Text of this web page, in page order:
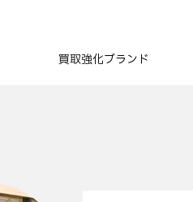
買取強化ブランド